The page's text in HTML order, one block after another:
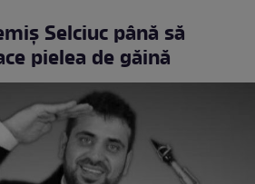
Selciuc până să
pielea de găină